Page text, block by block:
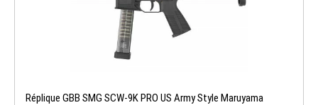
Réplique GBB SMG SCW-9K PRO US Army Style Maruyama